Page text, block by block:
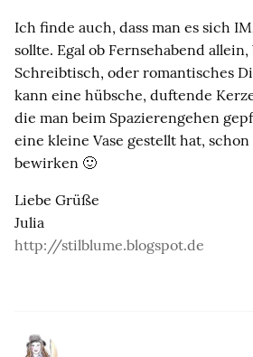
Ich finde auch, dass man es sich
sollte. Egal ob Fernsehabend
Schreibtisch, oder romantisches
kann eine hübsche, duftende
die man beim Spazierengehen
eine kleine Vase gestellt hat, schon
bewirken 🙂
Liebe Grüße
Julia
http://stilblume.blogspot.de